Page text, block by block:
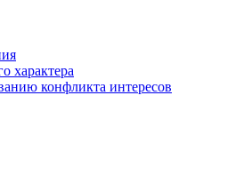
характера
конфликта интересов